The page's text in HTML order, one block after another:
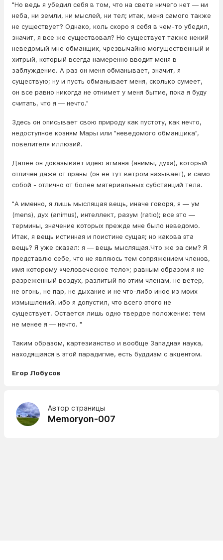
"Но ведь я убедил себя в том, что на свете ничего нет — ни
неба, ни земли, ни мыслей, ни тел; итак, меня самого также
не существует? Однако, коль скоро я себя в чем-то убедил,
значит, я все же существовал? Но существует также некий
неведомый мне обманщик, чрезвычайно могущественный и
хитрый, который всегда намеренно вводит меня в
заблуждение. А раз он меня обманывает, значит, я
существую; ну и пусть обманывает меня, сколько сумеет,
он все равно никогда не отнимет у меня бытие, пока я буду
считать, что я — нечто."
Здесь он описывает свою природу как пустоту, как нечто,
недоступное козням Мары или "неведомого обманщика",
повелителя иллюзий.
Далее он доказывает идею атмана (анимы, духа), который
отличен даже от праны (он её тут ветром называет), и само
собой - отлично от более материальных субстанций тела.
"А именно, я лишь мыслящая вещь, иначе говоря, я — ум
(mens), дух (animus), интеллект, разум (ratio); все это —
термины, значение которых прежде мне было неведомо.
Итак, я вещь истинная и поистине сущая; но какова эта
вещь? Я уже сказал: я — вещь мыслящая.Что же за сим? Я
представлю себе, что не являюсь тем сопряжением членов,
имя которому «человеческое тело»; равным образом я не
разреженный воздух, разлитый по этим членам, не ветер,
не огонь, не пар, не дыхание и не что-либо иное из моих
измышлений, ибо я допустил, что всего этого не
существует. Остается лишь одно твердое положение: тем
не менее я — нечто. "
Таким образом, картезианство и вообще Западная наука,
находящаяся в этой парадигме, есть буддизм с акцентом.
Егор Лобусов
Автор страницы
Memoryon-007